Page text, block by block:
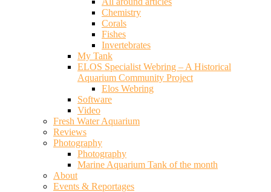
Chemistry
Corals
Fishes
Invertebrates
My Tank
ELOS Specialist Webring – A Historical
Aquarium Community Project
Elos Webring
Software
Video
Fresh Water Aquarium
Reviews
Photography
Photography
Marine Aquarium Tank of the month
About
Events & Reportages